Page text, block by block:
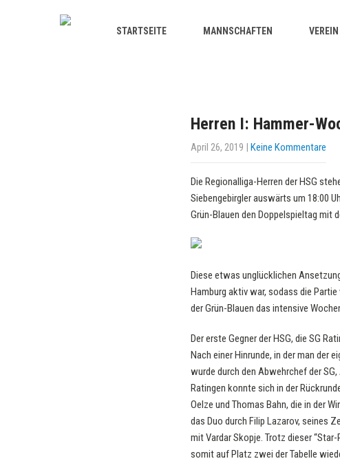
STARTSEITE MANNSCHAFTEN VEREIN
Herren I: Hammer-
April 26, 2019 | Keine Kommentare
Die Regionalliga-Herren der HSG
Siebengebirgler auswärts um 18:00
Grün-Blauen den Doppelspieltag mit
Diese etwas unglücklichen
Hamburg aktiv war, sodass die
der Grün-Blauen das intensive
Der erste Gegner der HSG, die SG
Nach einer Hinrunde, in der man der
wurde durch den Abwehrchef der
Ratingen konnte sich in der
Oelze und Thomas Bahn, die in der
das Duo durch Filip Lazarov, seines
mit Vardar Skopje. Trotz dieser
somit auf Platz zwei der Tabelle